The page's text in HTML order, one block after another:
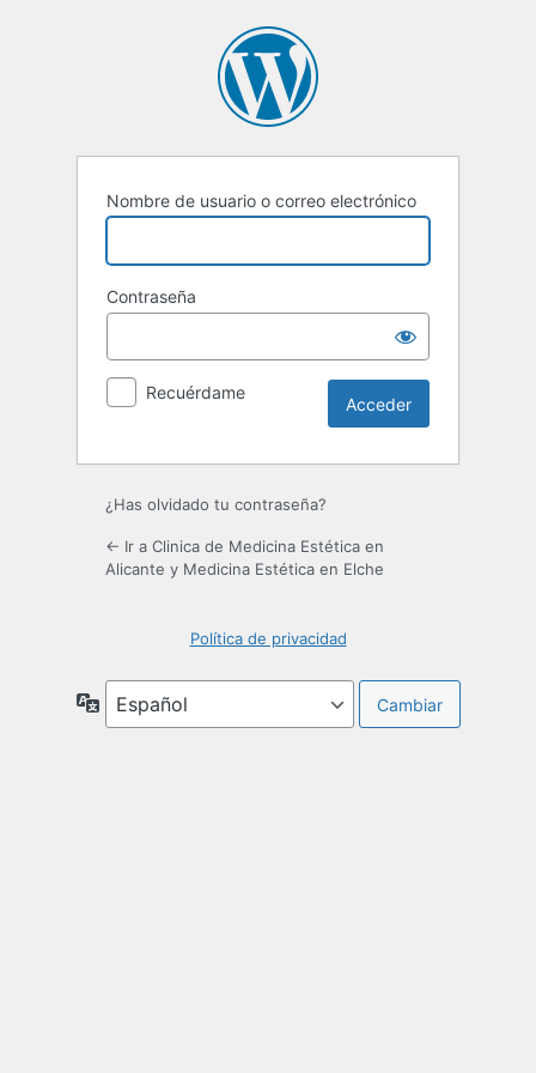
Nombre de usuario o correo electrónico
Contraseña
Recuérdame
¿Has olvidado tu contraseña?
← Ir a Clinica de Medicina Estética en
Alicante y Medicina Estética en Elche
Política de privacidad
Idioma